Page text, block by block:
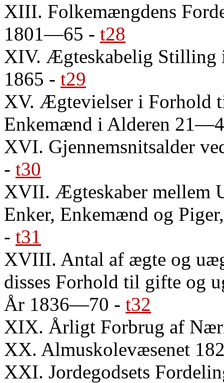
XIII. Folkemængdens
1801—65 - t28
XIV. Ægteskabelig Stilling
1865 - t29
XV. Ægtevielser i Forhold
Enkemænd i Alderen
XVI. Gjennemsnitsalder
- t30
XVII. Ægteskaber mellem
Enker, Enkemænd og
- t31
XVIII. Antal af ægte og
disses Forhold til gifte og
År 1836—70 - t32
XIX. Årligt Forbrug af
XX. Almuskolevæsenet
XXI. Jordegodsets